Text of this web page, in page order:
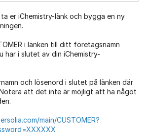
er iChemistry-länk och bygga en ny
i länken till ditt företagsnamn
har i slutet av din iChemistry-
och lösenord i slutet på länken där
att det inte är möjligt att ha något
main/CUSTOMER?